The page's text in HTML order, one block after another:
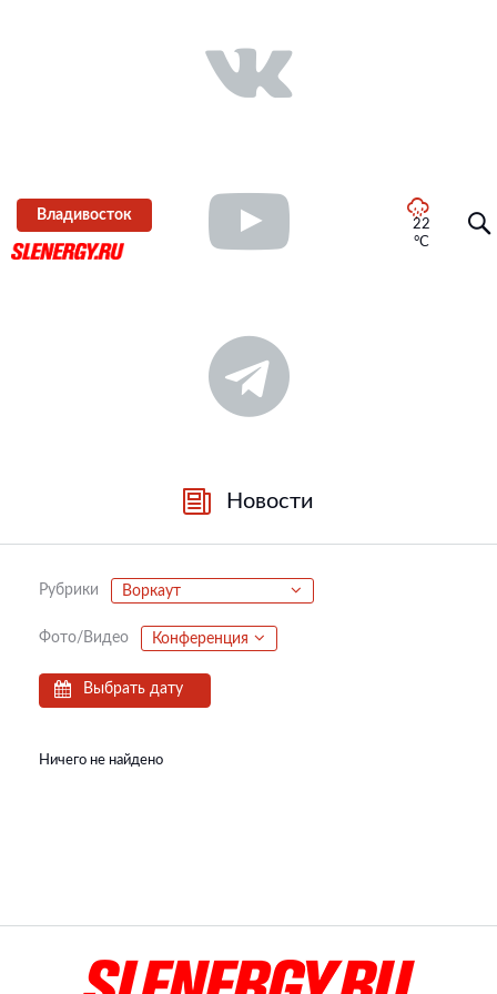
Владивосток
22
°C
Новости
Рубрики Воркаут
Фото/Видео Конференция
Выбрать дату
Ничего не найдено